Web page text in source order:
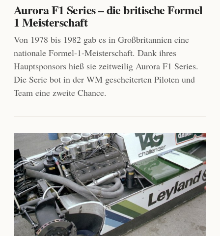
Aurora F1 Series – die britische Formel
1 Meisterschaft
Von 1978 bis 1982 gab es in Großbritannien eine
nationale Formel-1-Meisterschaft. Dank ihres
Hauptsponsors hieß sie zeitweilig Aurora F1 Series.
Die Serie bot in der WM gescheiterten Piloten und
Team eine zweite Chance.